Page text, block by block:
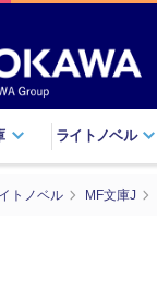
ライトノベル
トノベル MF文庫J